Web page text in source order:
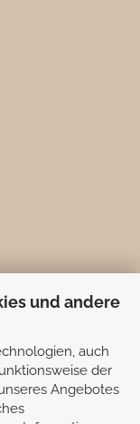
und andere
auch
der
Angebotes